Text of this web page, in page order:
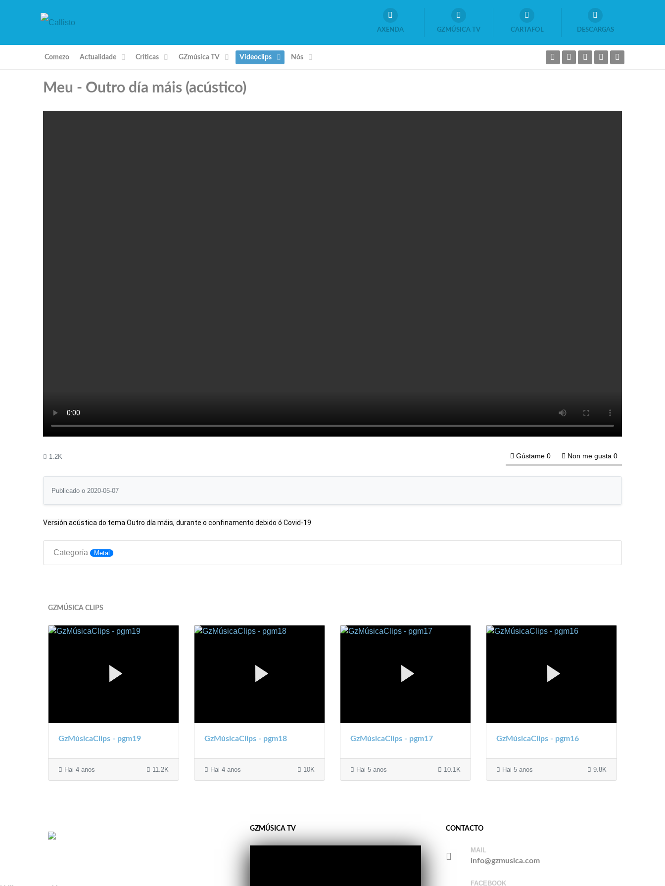
AXENDA GZMÚSICA TV CARTAFOL DESCARGAS
Comezo Actualidade Críticas GZmúsica TV Videoclips Nós
Meu - Outro día máis (acústico)
1.2K Gústame 0 Non me gusta 0
Publicado o 2020-05-07
Versión acústica do tema Outro día máis, durante o confinamento debido ó Covid-19
Categoría Metal
GZMÚSICA CLIPS
GzMúsicaClips - pgm19
Hai 4 anos 11.2K
GzMúsicaClips - pgm18
Hai 4 anos 10K
GzMúsicaClips - pgm17
Hai 5 anos 10.1K
GzMúsicaClips - pgm16
Hai 5 anos 9.8K
GZMÚSICA TV CONTACTO
MAIL
info@gzmusica.com
FACEBOOK